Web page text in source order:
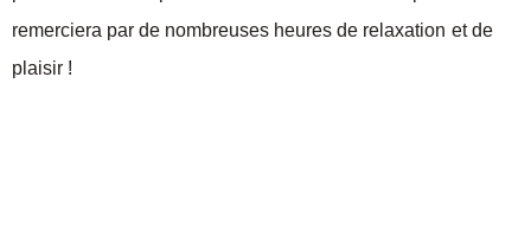
remerciera par de nombreuses heures de relaxation et de
plaisir !